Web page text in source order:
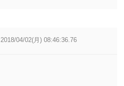
2018/04/02(月) 08:46:36.76